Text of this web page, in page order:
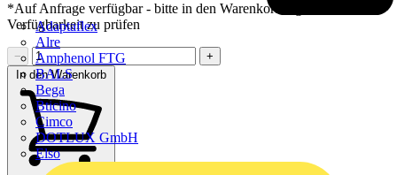
Adaptaflex
Alre
Amphenol FTG
BALS
Bega
Bticino
Cimco
DOTLUX GmbH
Elso
*Auf Anfrage verfügbar - bitte in den Warenkorb legen, um
Verfügbarkeit zu prüfen
−
+
In den Warenkorb